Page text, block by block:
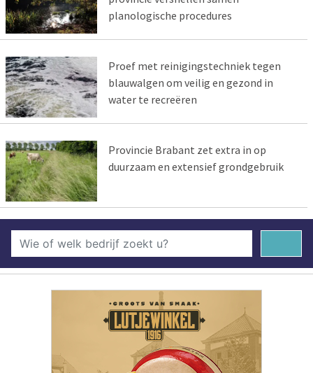
planologische procedures
Proef met reinigingstechniek tegen
blauwalgen om veilig en gezond in
water te recreëren
Provincie Brabant zet extra in op
duurzaam en extensief grondgebruik